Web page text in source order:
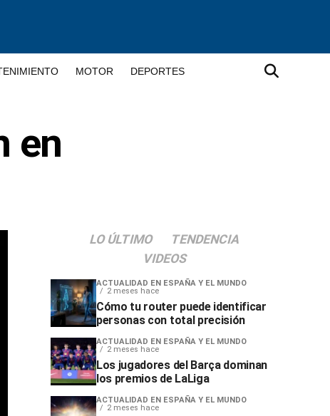
MOTOR DEPORTES
en
LO ÚLTIMO
TENDENCIA
VIDEOS
ACTUALIDAD EN ESPAÑA Y EL MUNDO
2 meses hace
Cómo tu router puede identificar
personas con total precisión
ACTUALIDAD EN ESPAÑA Y EL MUNDO
2 meses hace
Los jugadores del Barça dominan
los premios de LaLiga
ACTUALIDAD EN ESPAÑA Y EL MUNDO
2 meses hace